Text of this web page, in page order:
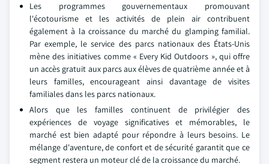
Les programmes gouvernementaux promouvant
l'écotourisme et les activités de plein air contribuent
également à la croissance du marché du glamping familial.
Par exemple, le service des parcs nationaux des États-Unis
mène des initiatives comme « Every Kid Outdoors », qui offre
un accès gratuit aux parcs aux élèves de quatrième année et à
leurs familles, encourageant ainsi davantage de visites
familiales dans les parcs nationaux.
Alors que les familles continuent de privilégier des
expériences de voyage significatives et mémorables, le
marché est bien adapté pour répondre à leurs besoins. Le
mélange d'aventure, de confort et de sécurité garantit que ce
segment restera un moteur clé de la croissance du marché.